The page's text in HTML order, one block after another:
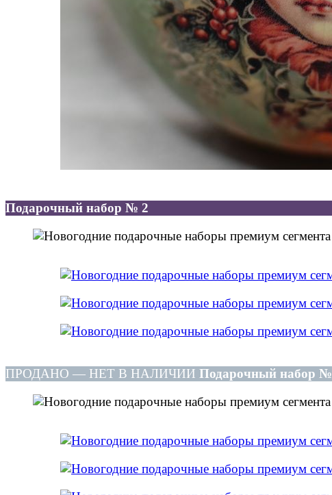
Подарочный набор № 2
ПРОДАНО — НЕТ В НАЛИЧИИ Подарочный набор №